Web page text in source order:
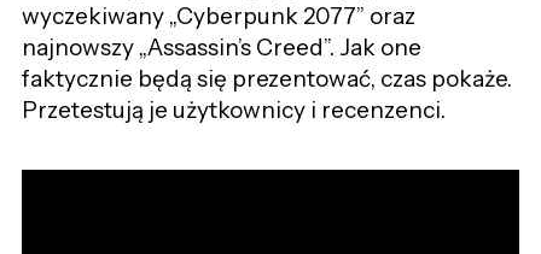
wyczekiwany „Cyberpunk 2077” oraz
najnowszy „Assassin’s Creed”. Jak one
faktycznie będą się prezentować, czas pokaże.
Przetestują je użytkownicy i recenzenci.